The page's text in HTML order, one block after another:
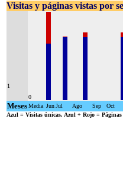
Visitas y páginas vistas por
1
0
MesesMedia JunJul Ago Sep Oct
Azul = Visitas únicas. Azul + Rojo = Páginas